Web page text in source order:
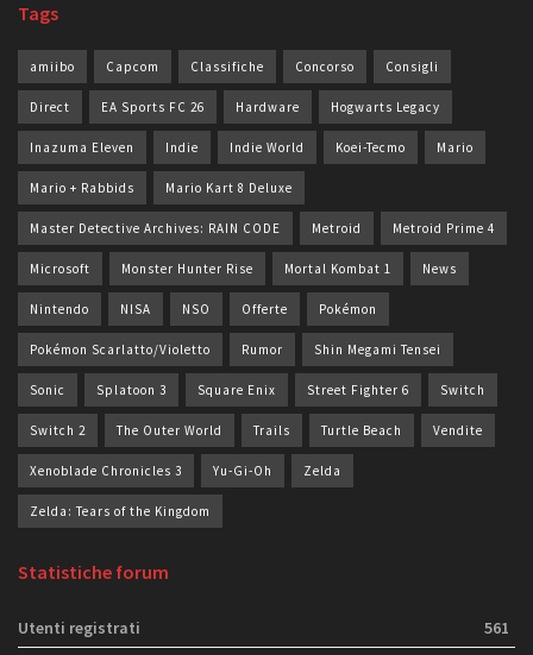
Tags
amiibo Capcom Classifiche Concorso Consigli
Direct EA Sports FC 26 Hardware Hogwarts Legacy
Inazuma Eleven Indie Indie World Koei-Tecmo Mario
Mario + Rabbids Mario Kart 8 Deluxe
Master Detective Archives: RAIN CODE Metroid Metroid Prime 4
Microsoft Monster Hunter Rise Mortal Kombat 1 News
Nintendo NISA NSO Offerte Pokémon
Pokémon Scarlatto/Violetto Rumor Shin Megami Tensei
Sonic Splatoon 3 Square Enix Street Fighter 6 Switch
Switch 2 The Outer World Trails Turtle Beach Vendite
Xenoblade Chronicles 3 Yu-Gi-Oh Zelda
Zelda: Tears of the Kingdom
Statistiche forum
Utenti registrati 561